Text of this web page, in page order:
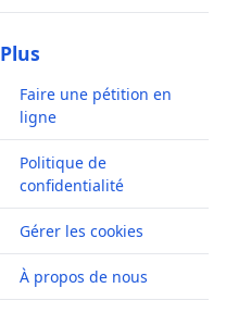
Plus
Faire une pétition en
ligne
Politique de
confidentialité
Gérer les cookies
À propos de nous